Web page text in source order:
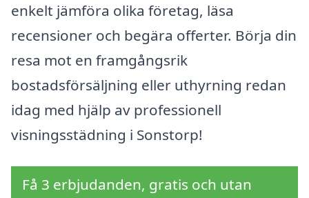
enkelt jämföra olika företag, läsa
recensioner och begära offerter. Börja din
resa mot en framgångsrik
bostadsförsäljning eller uthyrning redan
idag med hjälp av professionell
visningsstädning i Sonstorp!
Få 3 erbjudanden, gratis och utan